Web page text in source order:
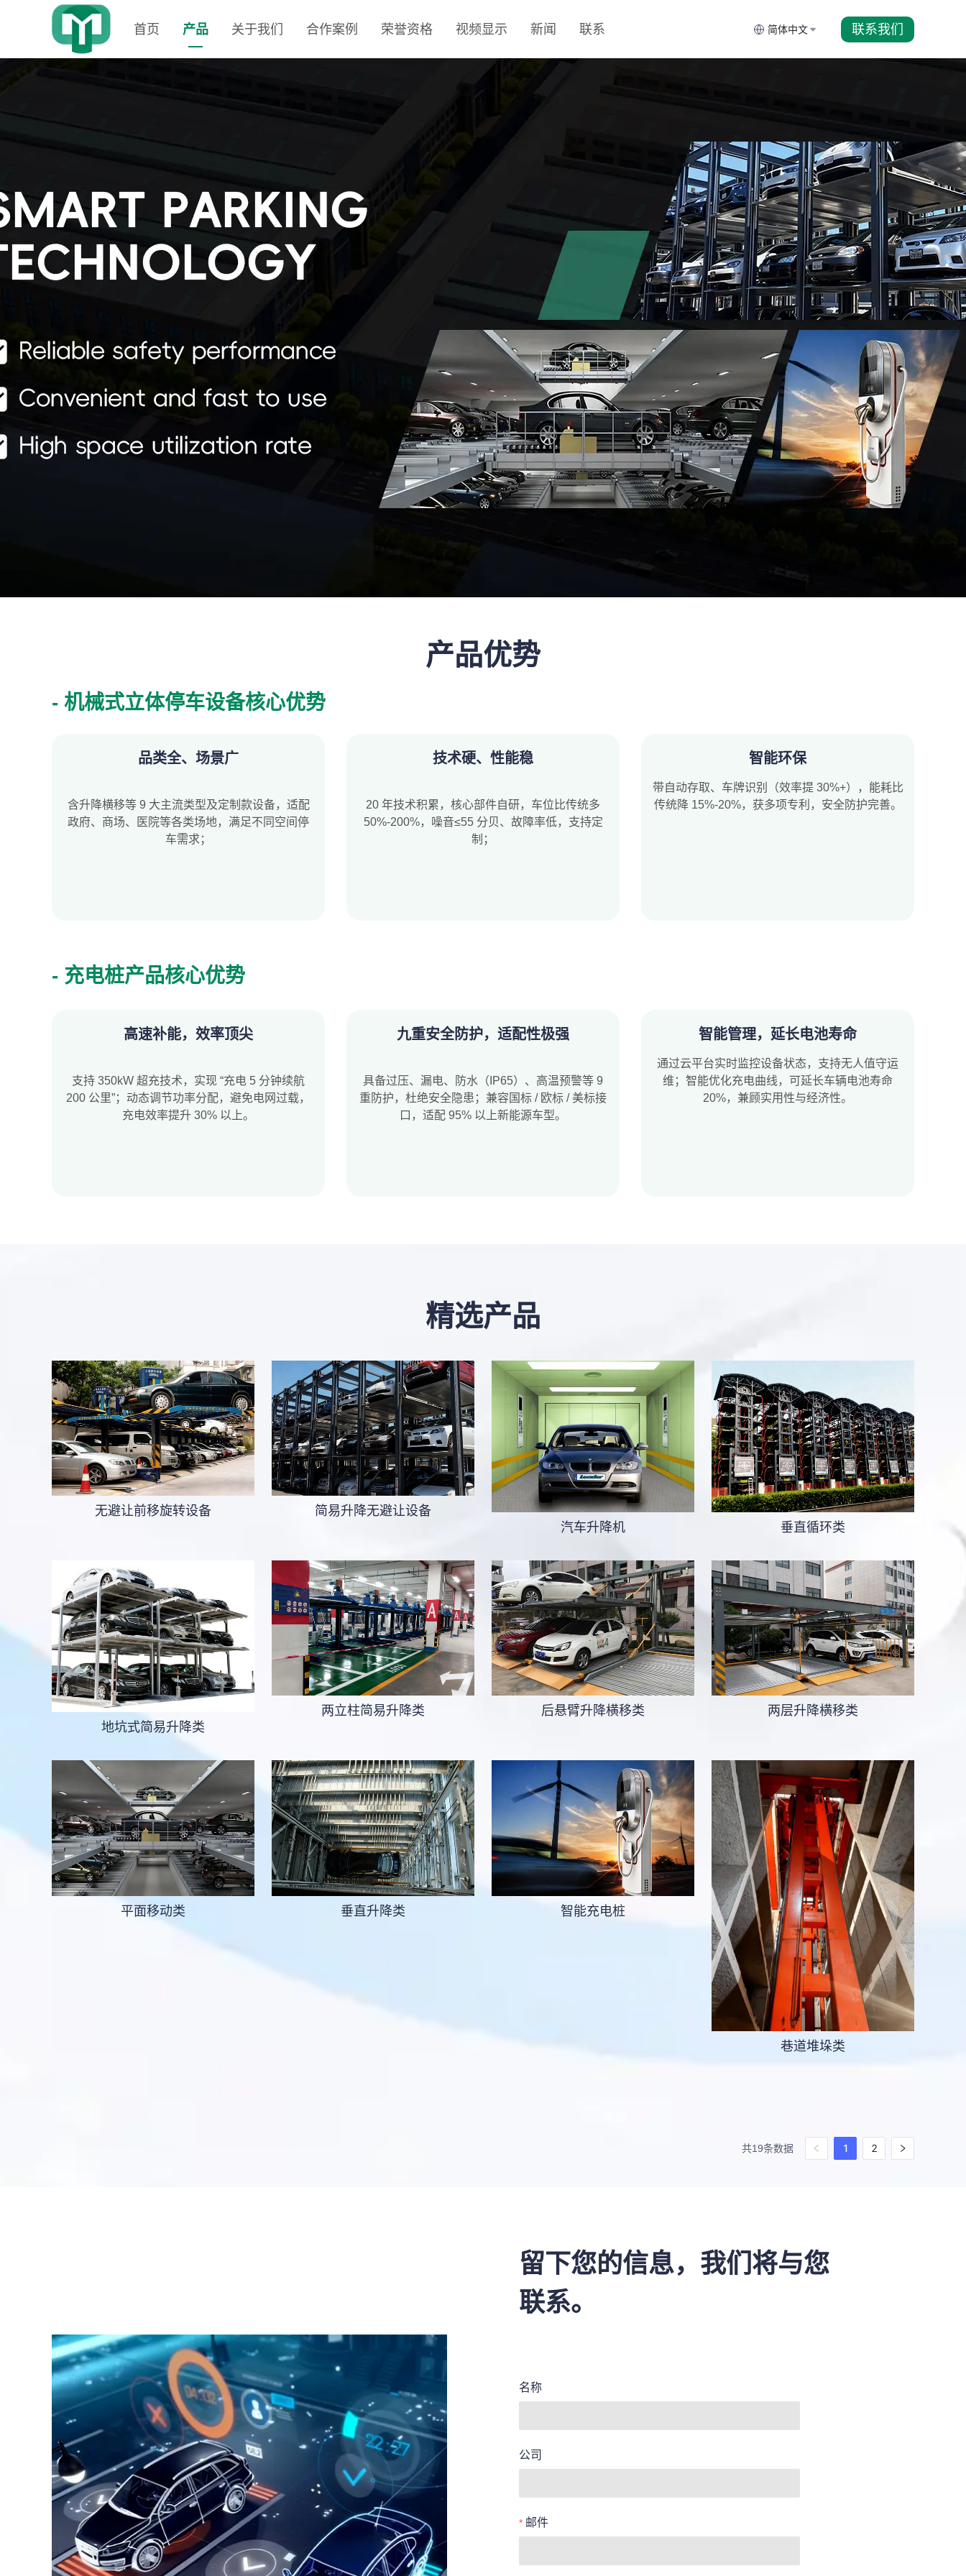
首页 产品 关于我们 合作案例 荣誉资格 视频显示 新闻 联系 简体中文 联系我们
产品优势
- 机械式立体停车设备核心优势
品类全、场景广
含升降横移等 9 大主流类型及定制款设备，适配
政府、商场、医院等各类场地，满足不同空间停
车需求；
技术硬、性能稳 智能环保
20 年技术积累，核心部件自研，车位比传统多
50%-200%，噪音≤55 分贝、故障率低，支持定
制；
带自动存取、车牌识别（效率提 30%+），能耗比
传统降 15%-20%，获多项专利，安全防护完善。
- 充电桩产品核心优势
高速补能，效率顶尖
支持 350kW 超充技术，实现 “充电 5 分钟续航
200 公里”；动态调节功率分配，避免电网过载，
充电效率提升 30% 以上。
九重安全防护，适配性极强 智能管理，延长电池寿命
具备过压、漏电、防水（IP65）、高温预警等 9
重防护，杜绝安全隐患；兼容国标 / 欧标 / 美标接
口，适配 95% 以上新能源车型。
通过云平台实时监控设备状态，支持无人值守运
维；智能优化充电曲线，可延长车辆电池寿命
20%，兼顾实用性与经济性。
精选产品
无避让前移旋转设备
简易升降无避让设备
汽车升降机
垂直循环类
地坑式简易升降类
两立柱简易升降类 后悬臂升降横移类 两层升降横移类
平面移动类 垂直升降类 智能充电桩
巷道堆垛类
共19条数据 1 2
留下您的信息，我们将与您
联系。
名称
公司
邮件